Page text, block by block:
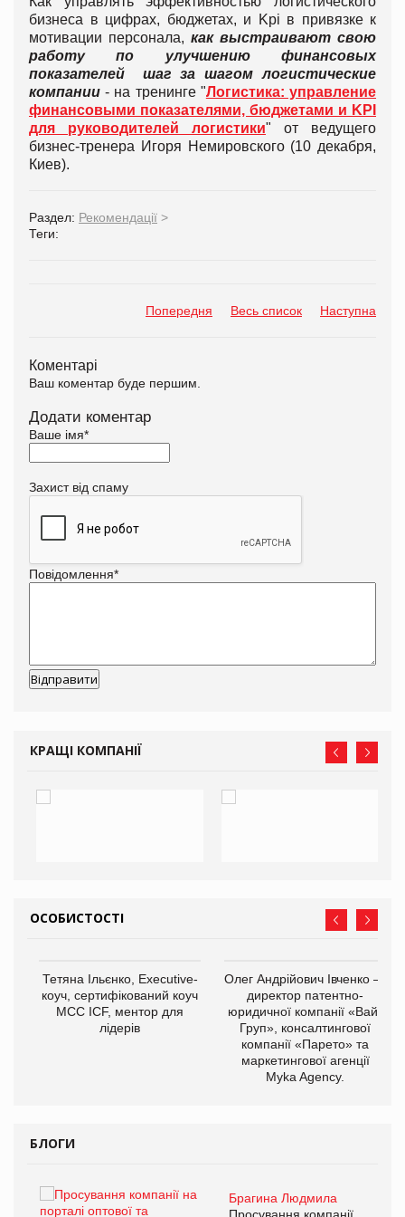
бизнеса в цифрах, бюджетах, и Kpi в привязке к
мотивации персонала, как выстраивают свою
работу по улучшению финансовых
показателей
шаг за шагом логистические
компании - на тренинге "Логистика: управление
финансовыми показателями, бюджетами и KPI
для руководителей логистики" от ведущего
бизнес-тренера Игоря Немировского (10 декабря,
Киев).
Раздел: Рекомендації >
Теги:
Попередня Весь список Наступна
Коментарі
Ваш коментар буде першим.
Додати коментар
Ваше імя*
Захист від спаму
Повідомлення*
КРАЩІ КОМПАНІЇ
ОСОБИСТОСТІ
Тетяна Ільєнко, Executive-
коуч, сертифікований коуч
МСС ICF, ментор для
лідерів
Олег Андрійович Івченко —
директор патентно-
юридичної компанії «Вайз
Груп», консалтингової
компанії «Парето» та
маркетингової агенції
Myka Agency.
БЛОГИ
Брагина Людмила
Просування компанії